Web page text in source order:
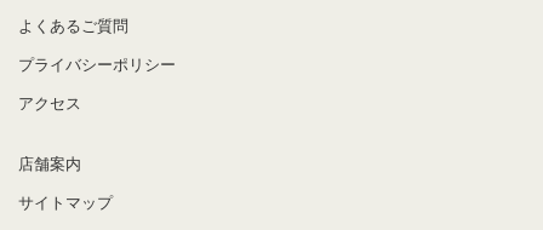
よくあるご質問
プライバシーポリシー
アクセス
店舗案内
サイトマップ